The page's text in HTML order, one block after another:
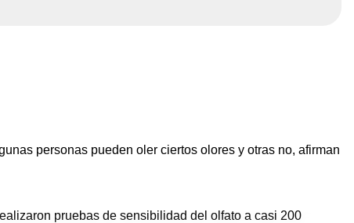
personas pueden oler ciertos olores y otras no, afirman
pruebas de sensibilidad del olfato a casi 200